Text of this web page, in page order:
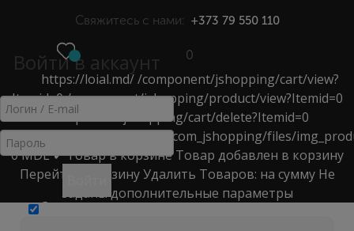
МЕНЮ
Свяжитесь с нами: +373 79 550 110
Войти в аккаунт
Запомнить меня
0
https://loial.md/ /component/jshopping/cart/view?
Itemid=0/component/jshopping/product/view?Itemid=0
/component/jshopping/cart/delete?Itemid=0
https://loial.md/components/com_jshopping/files/
0MDL✔ Товар в корзине Товар добавлен в корзину
Перейти в корзину Удалить Товаров: на сумму Не
заданы дополнительные параметры
ТЕРМОЗАЩИТА
Главная Каталог
Средства для укладки волос, Styling
> термозащита
RE: Forming Lotion Спрей для термозащиты средней